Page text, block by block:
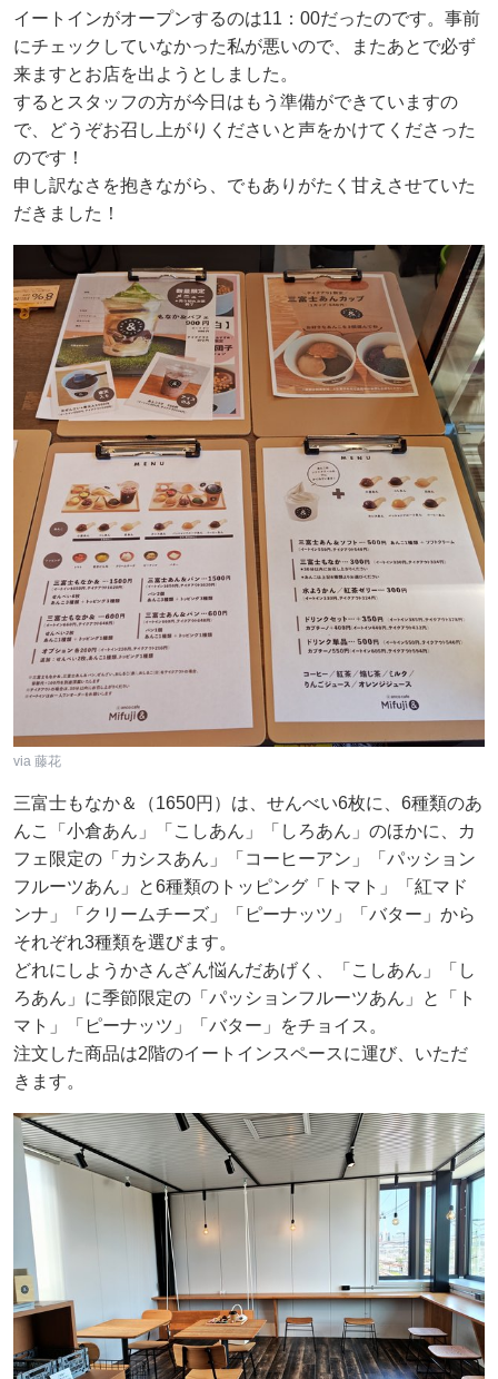
イートインがオープンするのは11：00だったのです。事前
にチェックしていなかった私が悪いので、またあとで必ず
来ますとお店を出ようとしました。
するとスタッフの方が今日はもう準備ができていますの
で、どうぞお召し上がりくださいと声をかけてくださった
のです！
申し訳なさを抱きながら、でもありがたく甘えさせていた
だきました！
via 藤花
三富士もなか＆（1650円）は、せんべい6枚に、6種類のあ
んこ「小倉あん」「こしあん」「しろあん」のほかに、カ
フェ限定の「カシスあん」「コーヒーアン」「パッション
フルーツあん」と6種類のトッピング「トマト」「紅マド
ンナ」「クリームチーズ」「ピーナッツ」「バター」から
それぞれ3種類を選びます。
どれにしようかさんざん悩んだあげく、「こしあん」「し
ろあん」に季節限定の「パッションフルーツあん」と「ト
マト」「ピーナッツ」「バター」をチョイス。
注文した商品は2階のイートインスペースに運び、いただ
きます。